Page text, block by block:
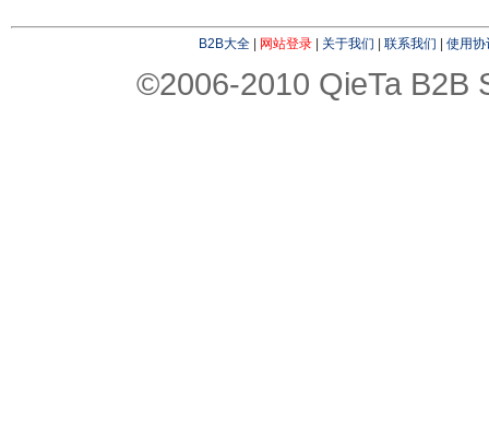
B2B大全| 网站登录| 关于我们 联系我们 使用协
©2006-2010 QieTa B2B